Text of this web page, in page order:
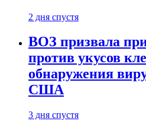
2 дня спустя
ВОЗ призвала
против укусов
обнаружения
США
3 дня спустя